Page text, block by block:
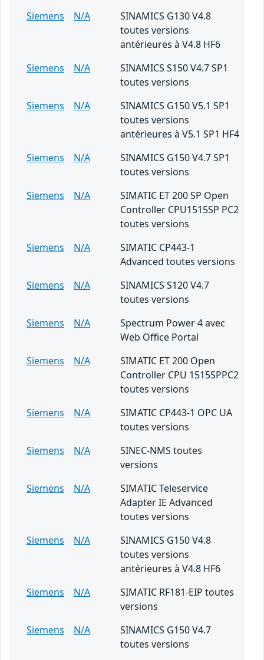
Siemens
N/A
SINAMICS G130 V4.8
toutes versions
antérieures à V4.8 HF6
Siemens
N/A
SINAMICS S150 V4.7 SP1
toutes versions
Siemens
N/A
SINAMICS G150 V5.1 SP1
toutes versions
antérieures à V5.1 SP1 HF4
Siemens
N/A
SINAMICS G150 V4.7 SP1
toutes versions
Siemens
N/A
SIMATIC ET 200 SP Open
Controller CPU1515SP PC2
toutes versions
Siemens
N/A
SIMATIC CP443-1
Advanced toutes versions
Siemens
N/A
SINAMICS S120 V4.7
toutes versions
Siemens
N/A
Spectrum Power 4 avec
Web Office Portal
Siemens
N/A
SIMATIC ET 200 Open
Controller CPU 1515SPPC2
toutes versions
Siemens
N/A
SIMATIC CP443-1 OPC UA
toutes versions
Siemens
N/A
SINEC-NMS toutes
versions
Siemens
N/A
SIMATIC Teleservice
Adapter IE Advanced
toutes versions
Siemens
N/A
SINAMICS G150 V4.8
toutes versions
antérieures à V4.8 HF6
Siemens
N/A
SIMATIC RF181-EIP toutes
versions
Siemens
N/A
SINAMICS G150 V4.7
toutes versions